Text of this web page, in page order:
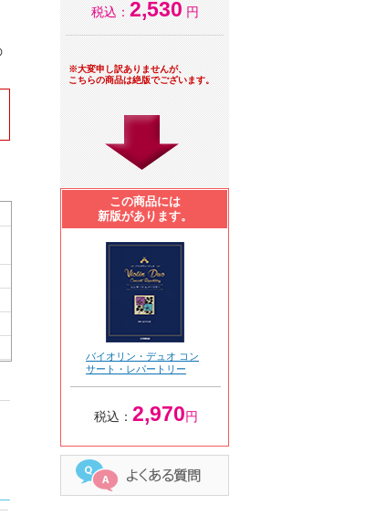
税込： 2,530 円
※大変申し訳ありませんが、
こちらの商品は絶版でございます。
この商品には
新版があります。
バイオリン・デュオ コン
サート・レパートリー
税込： 2,970円